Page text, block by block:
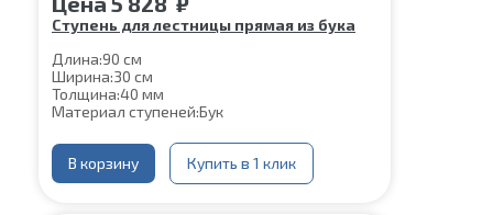
Ступень для лестницы прямая из бука
Длина:90 см
Ширина:30 см
Толщина:40 мм
Материал ступеней:Бук
В корзину Купить в 1 клик